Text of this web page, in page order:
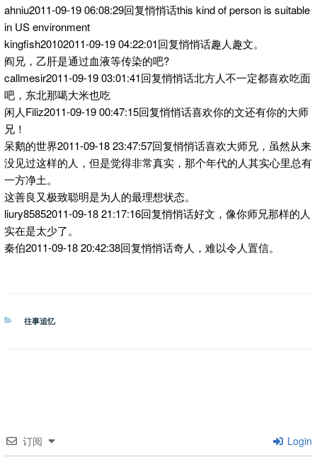
ahniu2011-09-19 06:08:29回复悄悄话this kind of person is suitable
in US environment
kingfish20102011-09-19 04:22:01回复悄悄话趣人趣文。
阎兄，乙肝是通过血液等传染的吧?
callmesir2011-09-19 03:01:41回复悄悄话北方人不一定都喜欢吃面
吧，东北那噶大米也吃
闲人Filiz2011-09-19 00:47:15回复悄悄话喜欢你的文还有你的大师
兄！
呆鹅的世界2011-09-18 23:47:57回复悄悄话喜欢大师兄，虽然从来
没见过这样的人，但是觉得非常真实，那个年代的人其实心里总有
一方净土。
这善良又极致聪明是为人的最理想状态。
liury85852011-09-18 21:17:16回复悄悄话好文，像你师兄那样的人
实在是太少了。
秦伯2011-09-18 20:42:38回复悄悄话奇人，难以令人置信。
分
往事追忆
订阅 Login